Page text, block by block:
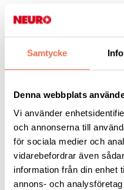
Samtycke
Denna webbplats
Vi använder
och annonserna till
för sociala medier och
vidarebefordrar även
information från din enhet
annons- och
om annat ej anges.
motoralternativ förhandlas
Volkswagen
Förhandling om nytt avtal